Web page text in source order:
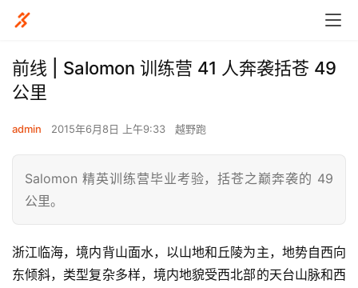
前线 | Salomon 训练营 41 人奔袭括苍 49
公里
admin 2015年6月8日 上午9:33 越野跑
Salomon 精英训练营毕业考验，括苍之巅奔袭的 49
公里。
浙江临海，境内背山面水，以山地和丘陵为主，地势自西向
东倾斜，类型复杂多样，境内地貌受西北部的天台山脉和西